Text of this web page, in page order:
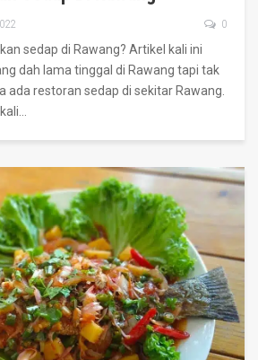
0
sedap di Rawang? Artikel kali ini
dah lama tinggal di Rawang tapi tak
ada restoran sedap di sekitar Rawang.